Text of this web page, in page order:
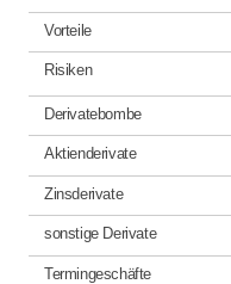
Vorteile
Risiken
Derivatebombe
Aktienderivate
Zinsderivate
sonstige Derivate
Termingeschäfte